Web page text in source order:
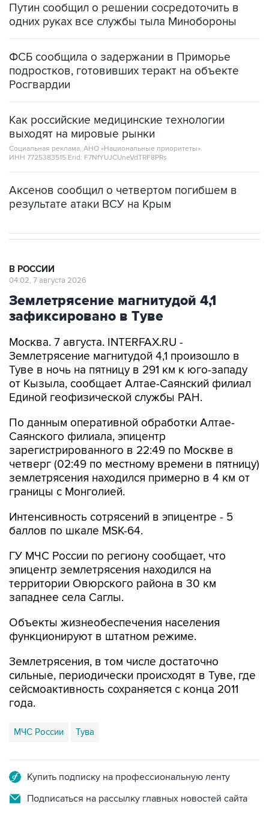
Путин сообщил о решении сосредоточить в
одних руках все службы тыла Минобороны
ФСБ сообщила о задержании в Приморье
подростков, готовивших теракт на объекте
Росгвардии
Как российские медицинские технологии
выходят на мировые рынки
Социальная реклама, АНО «Национальные приоритеты».
ИНН 7725383515 Erid: F7NfYUJCUneVdTRF8PRs
Аксенов сообщил о четвертом погибшем в
результате атаки ВСУ на Крым
В РОССИИ
04:02, 7 августа 2026
Землетрясение магнитудой 4,1
зафиксировано в Туве
Москва. 7 августа. INTERFAX.RU -
Землетрясение магнитудой 4,1 произошло в
Туве в ночь на пятницу в 291 км к юго-западу
от Кызыла, сообщает Алтае-Саянский филиал
Единой геофизической службы РАН.
По данным оперативной обработки Алтае-
Саянского филиала, эпицентр
зарегистрированного в 22:49 по Москве в
четверг (02:49 по местному времени в пятницу)
землетрясения находился примерно в 4 км от
границы с Монголией.
Интенсивность сотрясений в эпицентре - 5
баллов по шкале MSK-64.
ГУ МЧС России по региону сообщает, что
эпицентр землетрясения находился на
территории Овюрского района в 30 км
западнее села Саглы.
Объекты жизнеобеспечения населения
функционируют в штатном режиме.
Землетрясения, в том числе достаточно
сильные, периодически происходят в Туве, где
сейсмоактивность сохраняется с конца 2011
года.
МЧС России Тува
Купить подписку на профессиональную ленту
Подписаться на рассылку главных новостей сайта